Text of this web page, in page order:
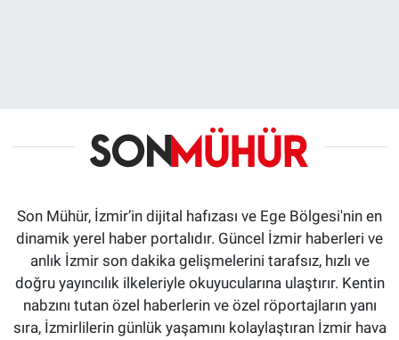
Son Mühür, İzmir’in dijital hafızası ve Ege Bölgesi'nin en
dinamik yerel haber portalıdır. Güncel İzmir haberleri ve
anlık İzmir son dakika gelişmelerini tarafsız, hızlı ve
doğru yayıncılık ilkeleriyle okuyucularına ulaştırır. Kentin
nabzını tutan özel haberlerin ve özel röportajların yanı
sıra, İzmirlilerin günlük yaşamını kolaylaştıran İzmir hava